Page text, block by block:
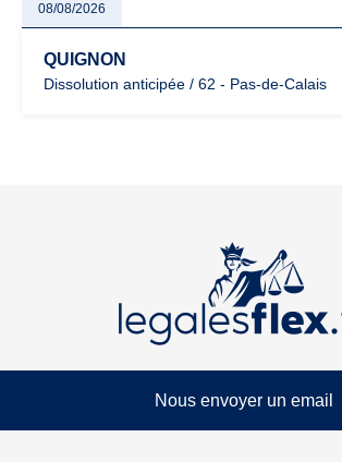
08/08/2026
QUIGNON
Dissolution anticipée / 62 - Pas-de-Calais
Nous envoyer un email